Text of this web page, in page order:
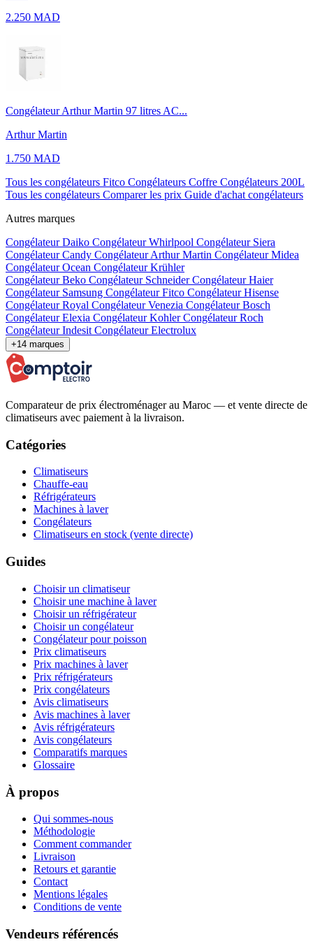
2.250 MAD
Congélateur Arthur Martin 97 litres AC...
Arthur Martin
1.750 MAD
Tous les congélateurs Fitco Congélateurs Coffre Congélateurs 200L
Tous les congélateurs Comparer les prix Guide d'achat congélateurs
Autres marques
Congélateur Daiko Congélateur Whirlpool Congélateur Siera
Congélateur Candy Congélateur Arthur Martin Congélateur Midea
Congélateur Ocean Congélateur Krühler
Congélateur Beko Congélateur SchneiderCongélateur Haier
Congélateur Samsung Congélateur Fitco Congélateur Hisense
Congélateur Royal Congélateur Venezia Congélateur Bosch
Congélateur Elexia Congélateur KohlerCongélateur Roch
Congélateur Indesit Congélateur Electrolux
+14 marques
Comparateur de prix électroménager au Maroc — et vente directe de
climatiseurs avec paiement à la livraison.
Catégories
Climatiseurs
Chauffe-eau
Réfrigérateurs
Machines à laver
Congélateurs
Climatiseurs en stock (vente directe)
Guides
Choisir un climatiseur
Choisir une machine à laver
Choisir un réfrigérateur
Choisir un congélateur
Congélateur pour poisson
Prix climatiseurs
Prix machines à laver
Prix réfrigérateurs
Prix congélateurs
Avis climatiseurs
Avis machines à laver
Avis réfrigérateurs
Avis congélateurs
Comparatifs marques
Glossaire
À propos
Qui sommes-nous
Méthodologie
Comment commander
Livraison
Retours et garantie
Contact
Mentions légales
Conditions de vente
Vendeurs référencés